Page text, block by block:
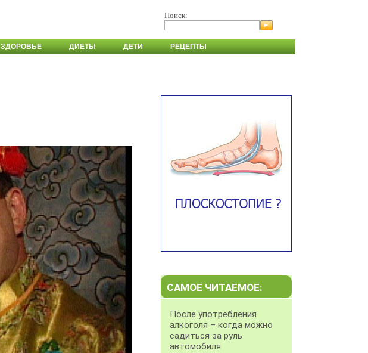
Поиск:
ЗДОРОВЬЕ ДИЕТЫ ДЕТИ РЕЦЕПТЫ
САМОЕ ЧИТАЕМОЕ:
После употребления
алкоголя – когда можно
садиться за руль
автомобиля